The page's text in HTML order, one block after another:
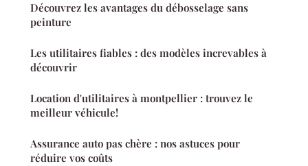
Découvrez les avantages du débosselage sans
peinture
Les utilitaires fiables : des modèles increvables à
découvrir
Location d'utilitaires à montpellier : trouvez le
meilleur véhicule!
Assurance auto pas chère : nos astuces pour
réduire vos coûts